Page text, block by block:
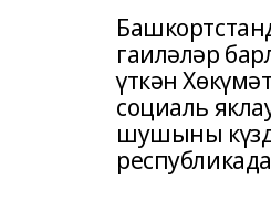
гаиләләр
үткән
социаль
шушыны